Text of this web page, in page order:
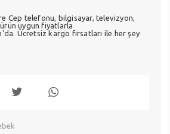
Cep telefonu, bilgisayar, televizyon,
uygun fiyatlarla
Ücretsiz kargo fırsatları ile her şey